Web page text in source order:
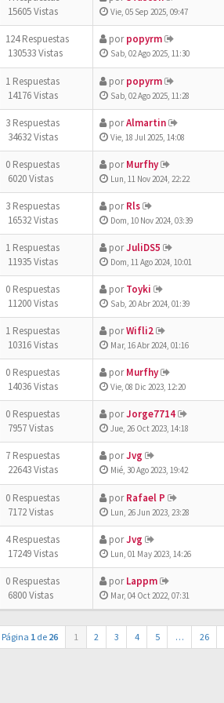
15605 Vistas
Vie, 05 Sep 2025, 09:47
124 Respuestas
130533 Vistas
porpopyrm
Sab, 02 Ago 2025, 11:30
1 Respuestas
14176 Vistas
porpopyrm
Sab, 02 Ago 2025, 11:28
3 Respuestas
34632 Vistas
porAlmartin
Vie, 18 Jul 2025, 14:08
0 Respuestas
6020 Vistas
porMurfhy
Lun, 11 Nov 2024, 22:22
3 Respuestas
16532 Vistas
porRls
Dom, 10 Nov 2024, 03:39
1 Respuestas
11935 Vistas
porJuliDS5
Dom, 11 Ago 2024, 10:01
0 Respuestas
11200 Vistas
porToyki
Sab, 20 Abr 2024, 01:39
1 Respuestas
10316 Vistas
porWifli2
Mar, 16 Abr 2024, 01:16
0 Respuestas
14036 Vistas
porMurfhy
Vie, 08 Dic 2023, 12:20
0 Respuestas
7957 Vistas
porJorge7714
Jue, 26 Oct 2023, 14:18
7 Respuestas
22643 Vistas
porJvg
Mié, 30 Ago 2023, 19:42
0 Respuestas
7172 Vistas
porRafael P
Lun, 26 Jun 2023, 23:28
4 Respuestas
17249 Vistas
porJvg
Lun, 01 May 2023, 14:26
0 Respuestas
6800 Vistas
porLappm
Mar, 04 Oct 2022, 07:31
Página 1 de 26 1 2 3 4 5 … 26